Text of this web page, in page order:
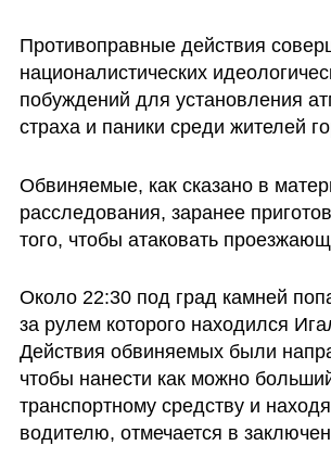
Противоправные действия
националистических
побуждений для установления
страха и паники среди жителей
Обвиняемые, как сказано в
расследования, заранее
того, чтобы атаковать
Около 22:30 под град камней
за рулем которого находился
Действия обвиняемых были
чтобы нанести как можно
транспортному средству и
водителю, отмечается в